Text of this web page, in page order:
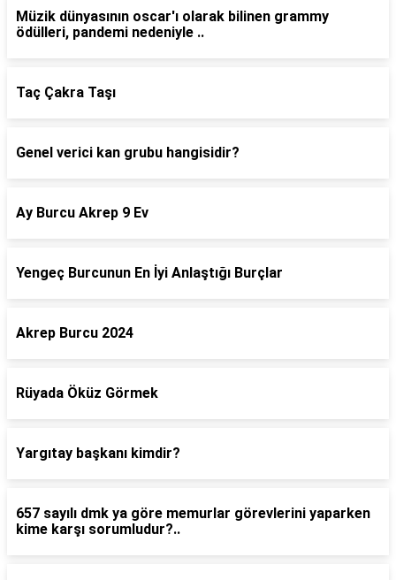
Müzik dünyasının oscar'ı olarak bilinen grammy
ödülleri, pandemi nedeniyle ..
Taç Çakra Taşı
Genel verici kan grubu hangisidir?
Ay Burcu Akrep 9 Ev
Yengeç Burcunun En İyi Anlaştığı Burçlar
Akrep Burcu 2024
Rüyada Öküz Görmek
Yargıtay başkanı kimdir?
657 sayılı dmk ya göre memurlar görevlerini yaparken
kime karşı sorumludur?..